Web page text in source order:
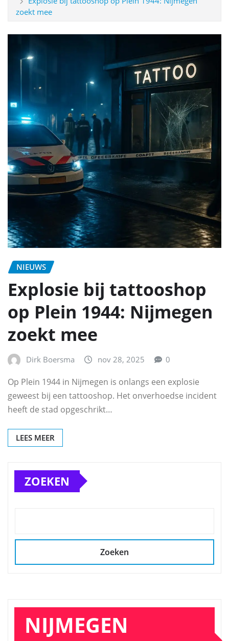
zoekt mee
NIEUWS
Explosie bij tattooshop
op Plein 1944: Nijmegen
zoekt mee
Dirk Boersma nov 28, 2025 0
Op Plein 1944 in Nijmegen is onlangs een explosie
geweest bij een tattooshop. Het onverhoedse incident
heeft de stad opgeschrikt…
LEES MEER
ZOEKEN
Zoeken
NIJMEGEN